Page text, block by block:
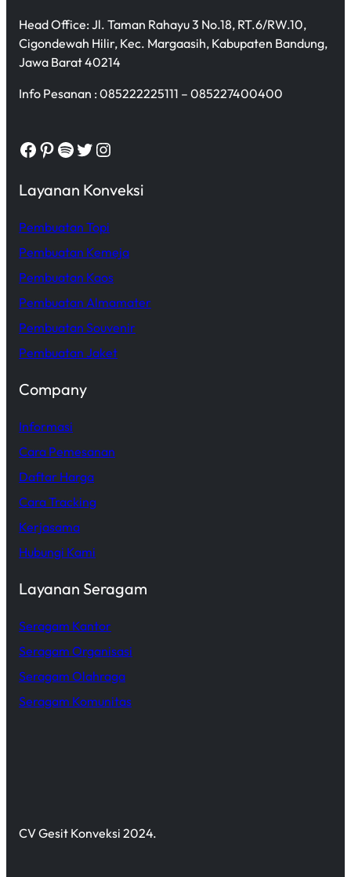
Head Office: Jl. Taman Rahayu 3 No.18, RT.6/RW.10,
Cigondewah Hilir, Kec. Margaasih, Kabupaten Bandung,
Jawa Barat 40214
Info Pesanan : 085222225111 – 085227400400
Facebook Pinterest Spotify Twitter Instagram
Layanan Konveksi
Pembuatan Topi
Pembuatan Kemeja
Pembuatan Kaos
Pembuatan Almamater
Pembuatan Souvenir
Pembuatan Jaket
Company
Informasi
Cara Pemesanan
Daftar Harga
Cara Tracking
Kerjasama
Hubungi Kami
Layanan Seragam
Seragam Kantor
Seragam Organisasi
Seragam Olahraga
Seragam Komunitas
CV Gesit Konveksi 2024.